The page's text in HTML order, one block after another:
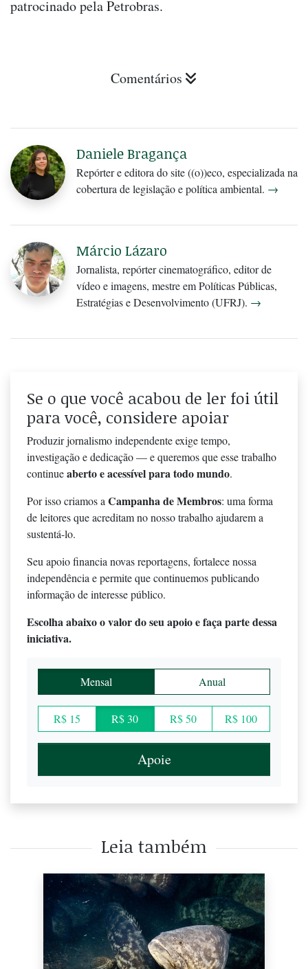
patrocinado pela Petrobras.
Comentários
Daniele Bragança
Repórter e editora do site ((o))eco, especializada na
cobertura de legislação e política ambiental. →
Márcio Lázaro
Jornalista, repórter cinematográfico, editor de
vídeo e imagens, mestre em Políticas Públicas,
Estratégias e Desenvolvimento (UFRJ). →
Se o que você acabou de ler foi útil
para você, considere apoiar
Produzir jornalismo independente exige tempo,
investigação e dedicação — e queremos que esse trabalho
continueaberto e acessível para todo mundo.
Por isso criamos aCampanha de Membros: uma forma
de leitores que acreditam no nosso trabalho ajudarem a
sustentá-lo.
Seu apoio financia novas reportagens, fortalece nossa
independência e permite que continuemos publicando
informação de interesse público.
Escolha abaixo o valor do seu apoio e faça parte dessa
iniciativa.
Mensal Anual
R$ 15 R$ 30 R$ 50 R$ 100
Apoie
Leia também